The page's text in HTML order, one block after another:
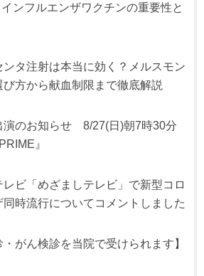
ンフルエンザワクチンの重要性と
ンタ注射は本当に効く？メルスモン
方から献血制限まで徹底解説
のお知らせ 8/27(日)朝7時30分
』
レビ「めざましテレビ」で新型コロ
時流行についてコメントしました
・がん検診を当院で受けられます】